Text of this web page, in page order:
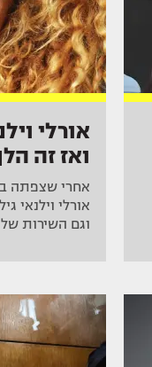
אורלי
ואז זה
אחרי שצפתה
אורלי וילנאי
וגם השירות